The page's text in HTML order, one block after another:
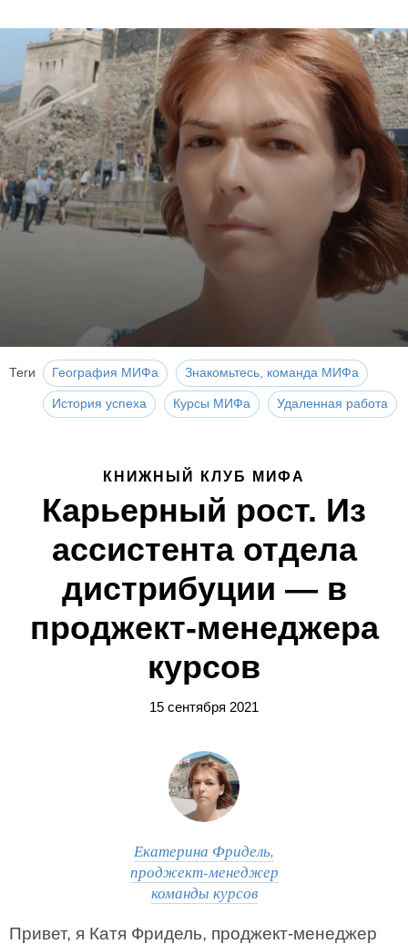
Теги География МИФа Знакомьтесь, команда МИФа
История успеха Курсы МИФа Удаленная работа
КНИЖНЫЙ КЛУБ МИФА
Карьерный рост. Из
ассистента отдела
дистрибуции — в
проджект-менеджера
курсов
15 сентября 2021
Екатерина Фридель,
проджект-менеджер
команды курсов
Привет, я Катя Фридель, проджект-менеджер